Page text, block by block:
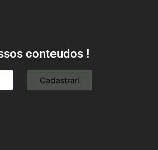
conteudos !
Cadastrar!